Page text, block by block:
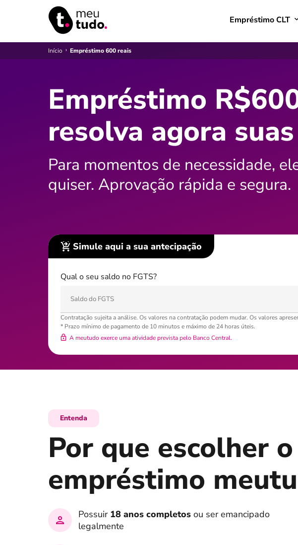
Empréstimo CLT
Início › Empréstimo 600 reais
Empréstimo
resolva agora
Para momentos de necessidade,
quiser. Aprovação rápida e segura.
Simule aqui a sua antecipação
Qual o seu saldo no FGTS?
Contratação sujeita a análise. Os valores na contratação podem mudar. Os valores
* Prazo mínimo de pagamento de 10 minutos e máximo de 24 horas úteis.
A meutudo exerce uma atividade prevista pelo Banco Central.
Entenda
Por que escolher o
empréstimo
Possuir 18 anos completos ou ser emancipado
legalmente